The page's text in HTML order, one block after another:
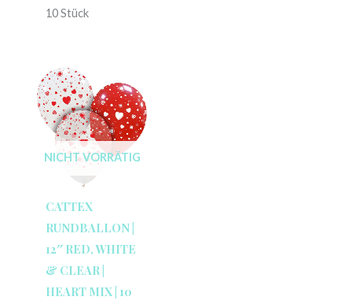
10 Stück
NICHT VORRÄTIG
CATTEX
RUNDBALLON |
12″ RED, WHITE
& CLEAR |
HEART MIX | 10